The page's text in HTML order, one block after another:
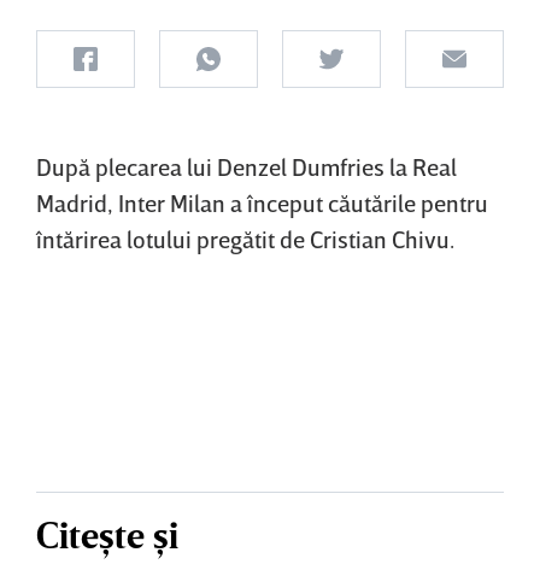
După plecarea lui Denzel Dumfries la Real
Madrid, Inter Milan a început căutările pentru
întărirea lotului pregătit de Cristian Chivu.
Citește și